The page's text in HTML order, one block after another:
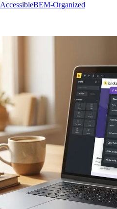
AccessibleBEM-Organized